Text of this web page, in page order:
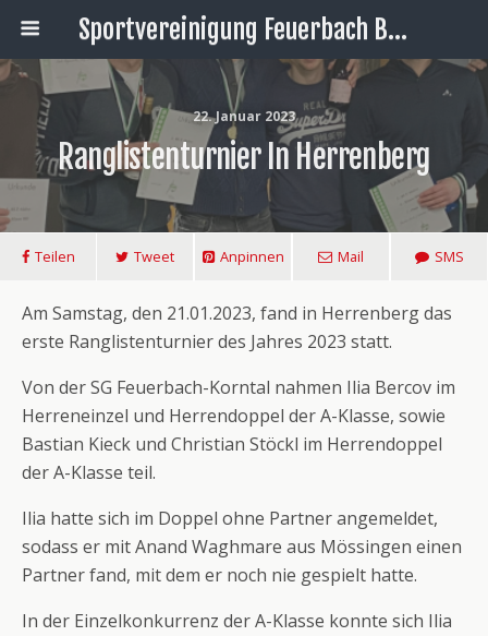
Sportvereinigung Feuerbach Badminton
22. Januar 2023
Ranglistenturnier In Herrenberg
Teilen Tweet Anpinnen Mail SMS
Am Samstag, den 21.01.2023, fand in Herrenberg das
erste Ranglistenturnier des Jahres 2023 statt.
Von der SG Feuerbach-Korntal nahmen Ilia Bercov im
Herreneinzel und Herrendoppel der A-Klasse, sowie
Bastian Kieck und Christian Stöckl im Herrendoppel
der A-Klasse teil.
Ilia hatte sich im Doppel ohne Partner angemeldet,
sodass er mit Anand Waghmare aus Mössingen einen
Partner fand, mit dem er noch nie gespielt hatte.
In der Einzelkonkurrenz der A-Klasse konnte sich Ilia